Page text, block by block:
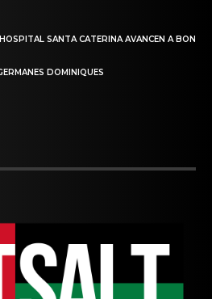
SANTA CATERINA AVANCEN A BON
DOMINIQUES